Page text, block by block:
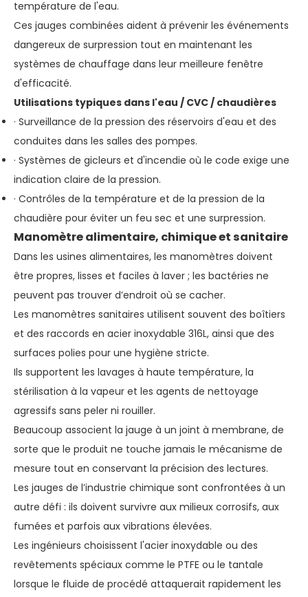
température de l'eau.
Ces jauges combinées aident à prévenir les événements
dangereux de surpression tout en maintenant les
systèmes de chauffage dans leur meilleure fenêtre
d'efficacité.
Utilisations typiques dans l'eau / CVC / chaudières
· Surveillance de la pression des réservoirs d'eau et des
conduites dans les salles des pompes.
· Systèmes de gicleurs et d'incendie où le code exige une
indication claire de la pression.
· Contrôles de la température et de la pression de la
chaudière pour éviter un feu sec et une surpression.
Manomètre alimentaire, chimique et sanitaire
Dans les usines alimentaires, les manomètres doivent
être propres, lisses et faciles à laver ; les bactéries ne
peuvent pas trouver d’endroit où se cacher.
Les manomètres sanitaires utilisent souvent des boîtiers
et des raccords en acier inoxydable 316L, ainsi que des
surfaces polies pour une hygiène stricte.
Ils supportent les lavages à haute température, la
stérilisation à la vapeur et les agents de nettoyage
agressifs sans peler ni rouiller.
Beaucoup associent la jauge à un joint à membrane, de
sorte que le produit ne touche jamais le mécanisme de
mesure tout en conservant la précision des lectures.
Les jauges de l’industrie chimique sont confrontées à un
autre défi : ils doivent survivre aux milieux corrosifs, aux
fumées et parfois aux vibrations élevées.
Les ingénieurs choisissent l'acier inoxydable ou des
revêtements spéciaux comme le PTFE ou le tantale
lorsque le fluide de procédé attaquerait rapidement les